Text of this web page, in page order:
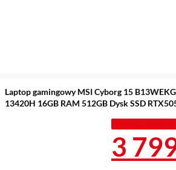
Laptop gamingowy MSI Cyborg 15
13420H 16GB RAM 512GB Dysk SSD
3